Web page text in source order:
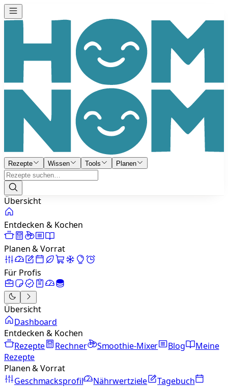
Rezepte Wissen Tools Planen
Übersicht
Entdecken & Kochen
Planen & Vorrat
Für Profis
Übersicht
Dashboard
Entdecken & Kochen
Rezepte
Rechner Smoothie-Mixer Blog
Meine
Rezepte
Planen & Vorrat
Geschmacksprofil
Nährwertziele
Tagebuch